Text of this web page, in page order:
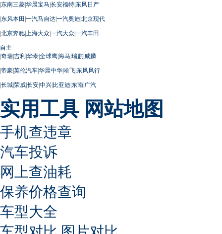
|东南三菱|华晨宝马|长安福特|东风日产
|东风本田 |一汽马自达|一汽奥迪|北京现代
|北京奔驰| 上海大众|一汽大众|一汽丰田
自主
|奇瑞|吉利|华泰|全球鹰|海马|瑞麒|威麟
|帝豪|英伦汽车|华晨中华|哈飞|东风风行
|长城|荣威|长安|中兴|比亚迪|东南|广汽
实用工具 网站地图
手机查违章
汽车投诉
网上查油耗
保养价格查询
车型大全